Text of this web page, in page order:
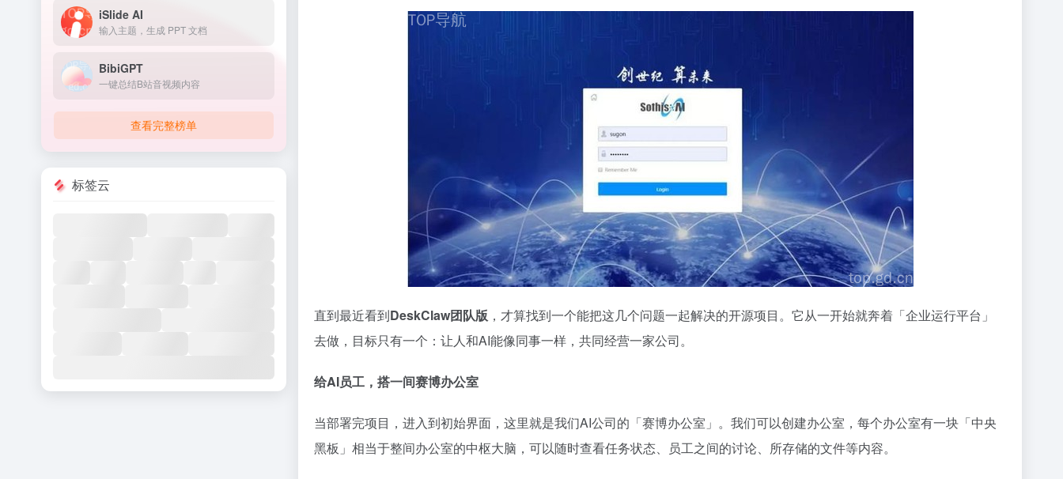
直到最近看到DeskClaw团队版 ，才算找到一个能把这几个问题一起解决的开源项目。它从一开始就奔着「企业运行平台」
去做，目标只有一个：让人和AI能像同事一样，共同经营一家公司。
给AI员工，搭一间赛博办公室
当部署完项目，进入到初始界面，这里就是我们AI公司的「赛博办公室」。我们可以创建办公室，每个办公室有一块「中央
黑板」相当于整间办公室的中枢大脑，可以随时查看任务状态、员工之间的讨论、所存储的文件等内容。
iSlide AI
输入主题，生成 PPT 文档
BibiGPT
一键总结B站音视频内容
查看完整榜单
标签云